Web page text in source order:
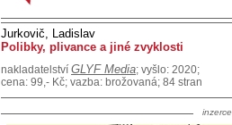
Jurkovič, Ladislav
Polibky, plivance a jiné zvyklosti
nakladatelství GLYF Media; vyšlo: 2020;
cena: 99,- Kč; vazba: brožovaná; 84 stran
inzerce